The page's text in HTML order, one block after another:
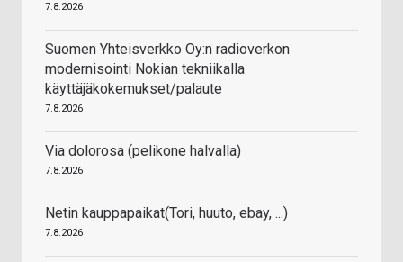
7.8.2026
Suomen Yhteisverkko Oy:n radioverkon
modernisointi Nokian tekniikalla
käyttäjäkokemukset/palaute
7.8.2026
Via dolorosa (pelikone halvalla)
7.8.2026
Netin kauppapaikat(Tori, huuto, ebay, ...)
7.8.2026